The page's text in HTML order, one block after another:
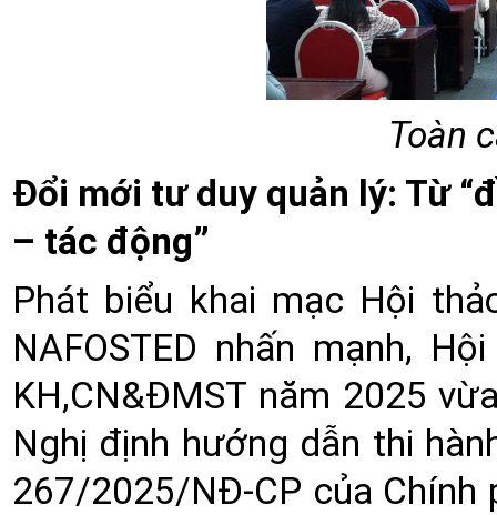
Toàn
Đổi mới tư duy quản lý: Từ
– tác động”
Phát biểu khai mạc Hội
NAFOSTED nhấn mạnh,
KH,CN&ĐMST năm 2025
Nghị định hướng dẫn thi
267/2025/NĐ-CP của Chính